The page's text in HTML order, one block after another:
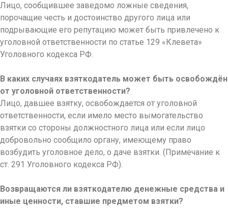
Лицо, сообщившее заведомо ложные сведения,
порочащие честь и достоинство другого лица или
подрывающие его репутацию может быть привлечено к
уголовной ответственности по статье 129 «Клевета»
Уголовного кодекса РФ.
В каких случаях взяткодатель может быть освобождён
от уголовной ответственности?
Лицо, давшее взятку, освобождается от уголовной
ответственности, если имело место вымогательство
взятки со стороны должностного лица или если лицо
добровольно сообщило органу, имеющему право
возбудить уголовное дело, о даче взятки. (Примечание к
ст. 291 Уголовного кодекса РФ).
Возвращаются ли взяткодателю денежные средства и
иные ценности, ставшие предметом взятки?